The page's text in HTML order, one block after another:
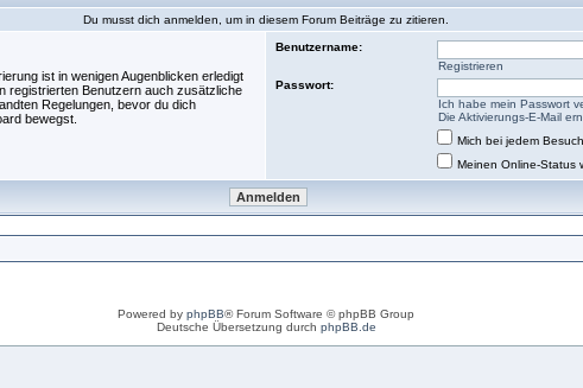
Du musst dich anmelden, um in diesem Forum Beiträge zu zitieren.
ist in wenigen Augenblicken erledigt
registrierten Benutzern auch zusätzliche
Regelungen, bevor du dich
bewegst.
Benutzername:
Registrieren
Passwort:
Ich habe mein Passwort
Die Aktivierungs-E-Mail
Mich bei jedem
Meinen Online-Status
Powered by phpBB® Forum Software © phpBB Group
Deutsche Übersetzung durch phpBB.de